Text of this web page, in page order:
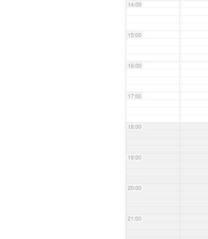
14:00
15:00
16:00
17:00
18:00
19:00
20:00
21:00